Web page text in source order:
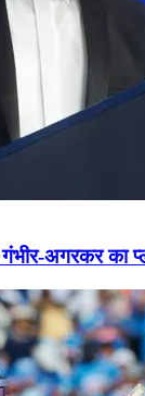
गंभीर-अगरकर